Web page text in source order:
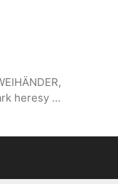
heresy …